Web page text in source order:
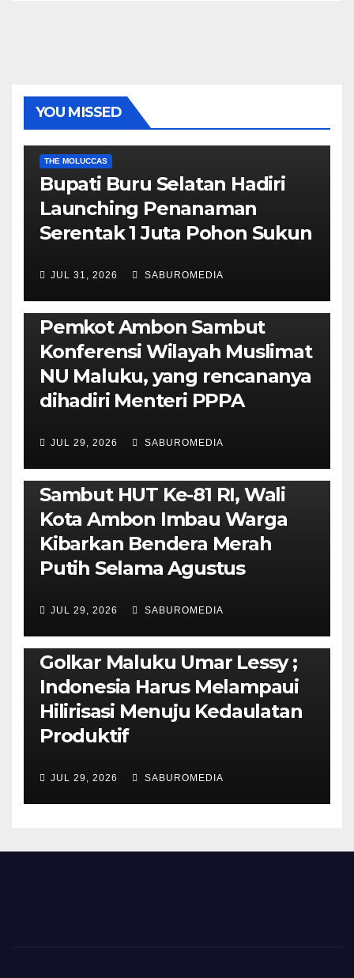
YOU MISSED
THE MOLUCCAS
Bupati Buru Selatan Hadiri
Launching Penanaman
Serentak 1 Juta Pohon Sukun
JUL 31, 2026 SABUROMEDIA
AMBON METRO JURNALISME AKTIVIS
POLITIK & PEMERINTAHAN
Pemkot Ambon Sambut
Konferensi Wilayah Muslimat
NU Maluku, yang rencananya
dihadiri Menteri PPPA
JUL 29, 2026 SABUROMEDIA
AMBON METRO POLITIK & PEMERINTAHAN
Sambut HUT Ke-81 RI, Wali
Kota Ambon Imbau Warga
Kibarkan Bendera Merah
Putih Selama Agustus
JUL 29, 2026 SABUROMEDIA
PENDIDIKAN & OLAHRAGA THE MOLUCCAS
Isi Materi LK-III HMI, Ketua
Golkar Maluku Umar Lessy ;
Indonesia Harus Melampaui
Hilirisasi Menuju Kedaulatan
Produktif
JUL 29, 2026 SABUROMEDIA